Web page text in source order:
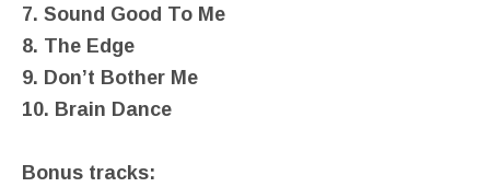
7. Sound Good To Me
8. The Edge
9. Don’t Bother Me
10. Brain Dance
Bonus tracks: